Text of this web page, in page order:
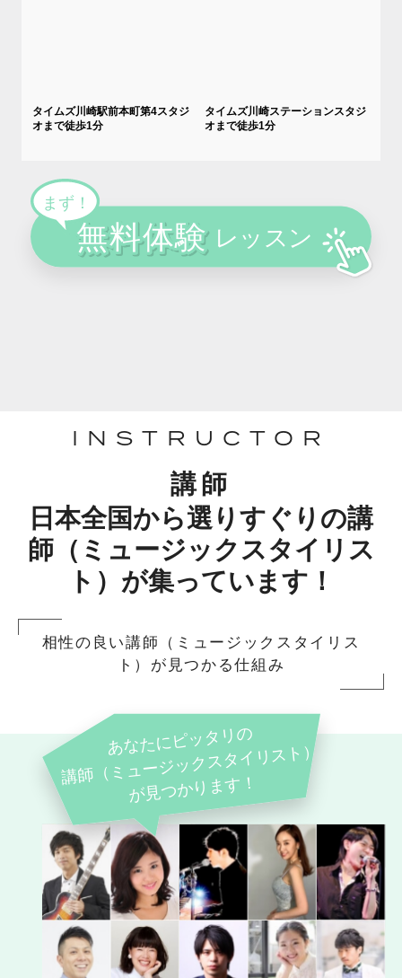
タイムズ川崎駅前本町第4スタジ
オまで徒歩1分
タイムズ川崎ステーションスタジ
オまで徒歩1分
INSTRUCTOR
講師
日本全国から選りすぐりの講
師（ミュージックスタイリス
ト）が集っています！
相性の良い講師（ミュージックスタイリス
ト）が見つかる仕組み